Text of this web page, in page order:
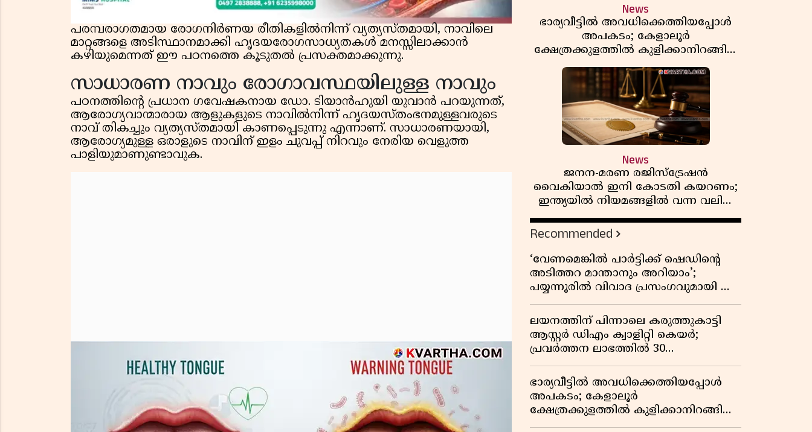
പരമ്പരാഗതമായ രോഗനിർണയ രീതികളിൽനിന്ന് വ്യത്യസ്തമായി, നാവിലെ
മാറ്റങ്ങളെ അടിസ്ഥാനമാക്കി ഹൃദയരോഗസാധ്യതകൾ മനസ്സിലാക്കാൻ
കഴിയുമെന്നത് ഈ പഠനത്തെ കൂടുതൽ പ്രസക്തമാക്കുന്നു.
സാധാരണ നാവും രോഗാവസ്ഥയിലുള്ള നാവും
പഠനത്തിന്റെ പ്രധാന ഗവേഷകനായ ഡോ. ടിയാൻഹുയി യുവാൻ പറയുന്നത്,
ആരോഗ്യവാന്മാരായ ആളുകളുടെ നാവിൽനിന്ന് ഹൃദയസ്തംഭനമുള്ളവരുടെ
നാവ് തികച്ചും വ്യത്യസ്തമായി കാണപ്പെടുന്നു എന്നാണ്. സാധാരണയായി,
ആരോഗ്യമുള്ള ഒരാളുടെ നാവിന് ഇളം ചുവപ്പ് നിറവും നേരിയ വെളുത്ത
പാളിയുമാണുണ്ടാവുക.
News
ഭാര്യവീട്ടിൽ അവധിക്കെത്തിയപ്പോൾ
അപകടം; കേളാലൂർ
ക്ഷേത്രക്കുളത്തിൽ കുളിക്കാനിറങ്ങിയ
യുവാവ് മുങ്ങിമരിച്ചു
News
ജനന-മരണ രജിസ്ട്രേഷൻ
വൈകിയാൽ ഇനി കോടതി കയറണം;
ഇന്ത്യയിൽ നിയമങ്ങളിൽ വന്ന വലിയ
മാറ്റങ്ങൾ അറിയാം
Recommended
‘വേണമെങ്കിൽ പാർട്ടിക്ക് ഷെഡിൻ്റെ
അടിത്തറ മാന്താനും അറിയാം’;
പയ്യന്നൂരിൽ വിവാദ പ്രസംഗവുമായി കെ
കെ രാഗേഷ്
ലയനത്തിന് പിന്നാലെ കരുത്തുകാട്ടി
ആസ്റ്റർ ഡിഎം ക്വാളിറ്റി കെയർ;
പ്രവർത്തന ലാഭത്തിൽ 30
ശതമാനത്തിൻ്റെ വളർച്ച,
വരുമാനത്തിലും ലാഭത്തിലും വൻ
കുതിപ്പ് രേഖപ്പെടുത്തി ആദ്യ പാദ
റിപ്പോർട്ട് പുറത്ത്
ഭാര്യവീട്ടിൽ അവധിക്കെത്തിയപ്പോൾ
അപകടം; കേളാലൂർ
ക്ഷേത്രക്കുളത്തിൽ കുളിക്കാനിറങ്ങിയ
യുവാവ് മുങ്ങിമരിച്ചു